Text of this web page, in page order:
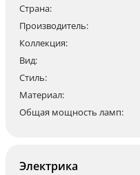
Страна:
Производитель:
Коллекция:
Вид:
Стиль:
Материал:
Общая мощность ламп:
Электрика